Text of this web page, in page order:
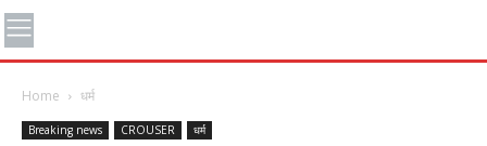
Home धर्म
Breaking news CROUSER धर्म